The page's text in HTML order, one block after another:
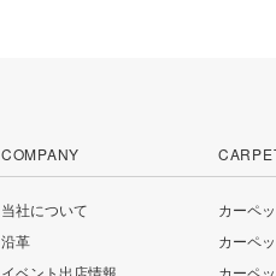
COMPANY
当社について
沿革
イベント出店情報
カーペ
カーペ
カーペ